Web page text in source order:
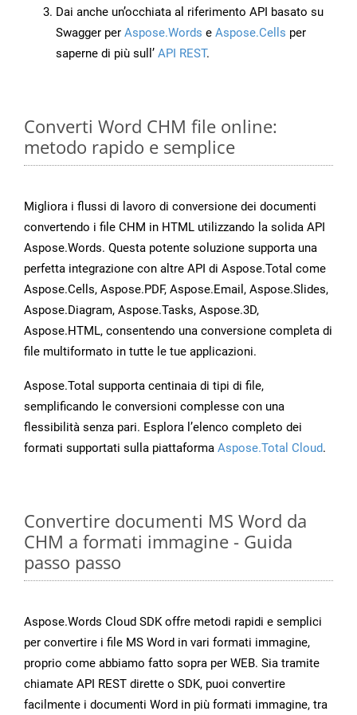
Dai anche un’occhiata al riferimento API basato su
Swagger per Aspose.Words e Aspose.Cells per
saperne di più sull’ API REST.
Converti Word CHM file online:
metodo rapido e semplice
Migliora i flussi di lavoro di conversione dei documenti
convertendo i file CHM in HTML utilizzando la solida API
Aspose.Words. Questa potente soluzione supporta una
perfetta integrazione con altre API di Aspose.Total come
Aspose.Cells, Aspose.PDF, Aspose.Email, Aspose.Slides,
Aspose.Diagram, Aspose.Tasks, Aspose.3D,
Aspose.HTML, consentendo una conversione completa di
file multiformato in tutte le tue applicazioni.
Aspose.Total supporta centinaia di tipi di file,
semplificando le conversioni complesse con una
flessibilità senza pari. Esplora l’elenco completo dei
formati supportati sulla piattaforma Aspose.Total Cloud.
Convertire documenti MS Word da
CHM a formati immagine - Guida
passo passo
Aspose.Words Cloud SDK offre metodi rapidi e semplici
per convertire i file MS Word in vari formati immagine,
proprio come abbiamo fatto sopra per WEB. Sia tramite
chiamate API REST dirette o SDK, puoi convertire
facilmente i documenti Word in più formati immagine, tra